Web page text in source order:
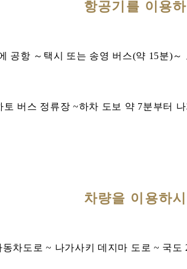
항공기를 이용
공항 ～택시 또는 송영 버스(약 15분)～
버스 정류장 ~하차 도보 약 7분부터
차량을 이용하
차도로 ~ 나가사키 데지마 도로 ~ 국